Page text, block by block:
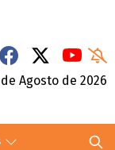
de Agosto de 2026